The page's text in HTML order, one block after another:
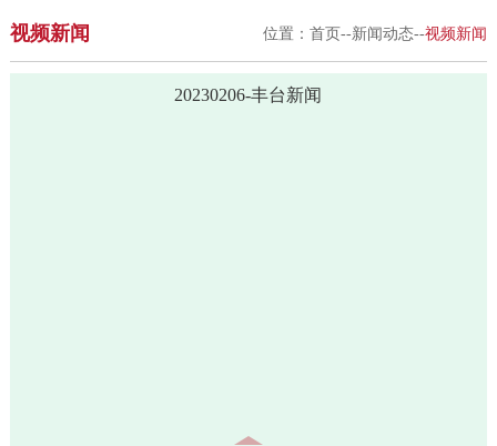
视频新闻 位置：首页--新闻动态--视频新闻
20230206-丰台新闻